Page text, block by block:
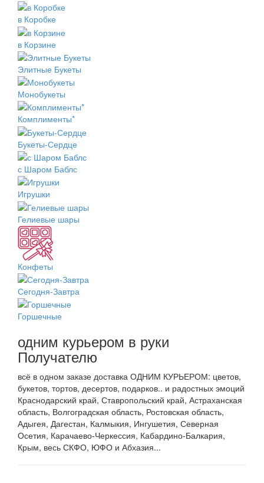
в Коробке
в Корзине
Элитные Букеты
Монобукеты
Комплименты*
Букеты-Сердце
с Шаром Баблс
Игрушки
Гелиевые шары
Конфеты
Сегодня-Завтра
Горшечные
одним курьером в руки
Получателю
всё в одном заказе доставка ОДНИМ КУРЬЕРОМ: цветов,
букетов, тортов, десертов, подарков.. и радостных эмоций
Краснодарский край, Ставропольский край, Астраханская
область, Волгоградская область, Ростовская область,
Адыгея, Дагестан, Калмыкия, Ингушетия, Северная
Осетия, Карачаево-Черкессия, Кабардино-Балкария,
Крым, весь СКФО, ЮФО и Абхазия...